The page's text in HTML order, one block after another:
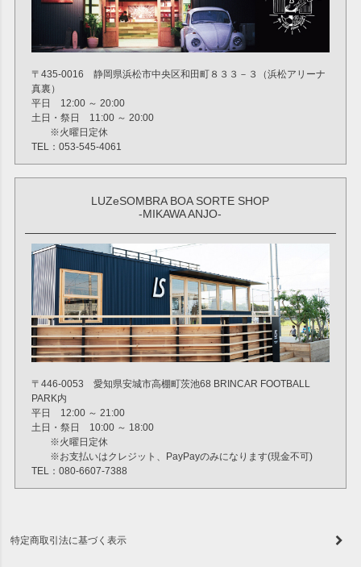
〒435-0016 静岡県浜松市中央区和田町８３３－３（浜松アリーナ
真裏）
平日 12:00 ～ 20:00
土日・祭日 11:00 ～ 20:00
※火曜日定休
TEL：053-545-4061
LUZeSOMBRA BOA SORTE SHOP
-MIKAWA ANJO-
〒446-0053 愛知県安城市高棚町茨池68 BRINCAR FOOTBALL
PARK内
平日 12:00 ～ 21:00
土日・祭日 10:00 ～ 18:00
※火曜日定休
※お支払いはクレジット、PayPayのみになります(現金不可)
TEL：080-6607-7388
特定商取引法に基づく表示